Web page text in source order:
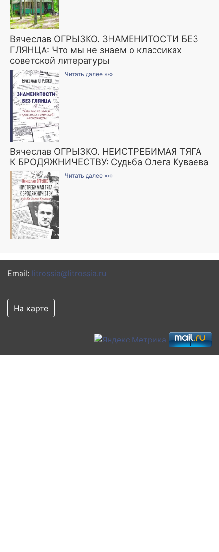
Вячеслав ОГРЫЗКО. ЗНАМЕНИТОСТИ БЕЗ
ГЛЯНЦА: Что мы не знаем о классиках
советской литературы
Читать далее »»»
Вячеслав ОГРЫЗКО. НЕИСТРЕБИМАЯ ТЯГА
К БРОДЯЖНИЧЕСТВУ: Судьба Олега Куваева
Читать далее »»»
Email: litrossia@litrossia.ru
На карте